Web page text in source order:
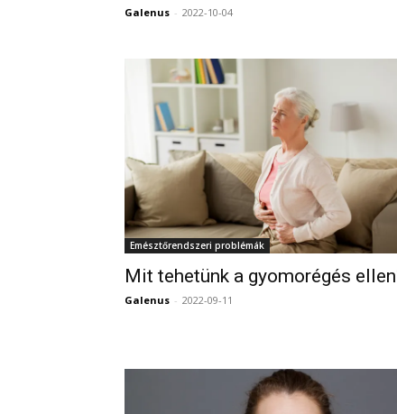
Galenus - 2022-10-04
Emésztőrendszeri problémák
Mit tehetünk a gyomorégés
Galenus - 2022-09-11